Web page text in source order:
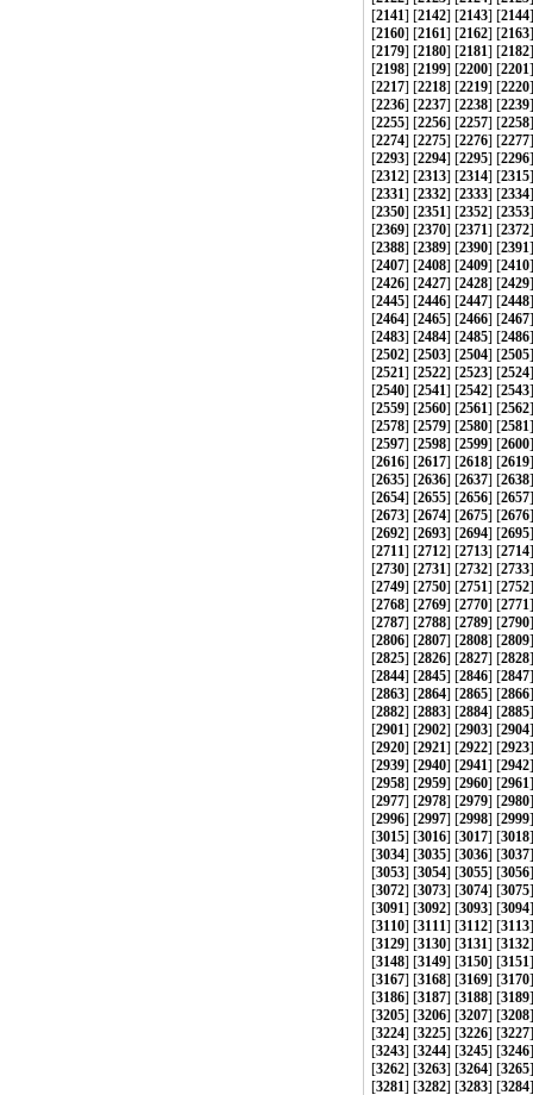
[2141] [2142] [2143] [2144
[2160] [2161] [2162] [2163
[2179] [2180] [2181] [2182
[2198] [2199] [2200] [2201
[2217] [2218] [2219] [2220
[2236] [2237] [2238] [2239
[2255] [2256] [2257] [2258
[2274] [2275] [2276] [2277
[2293] [2294] [2295] [2296
[2312] [2313] [2314] [2315
[2331] [2332] [2333] [2334
[2350] [2351] [2352] [2353
[2369] [2370] [2371] [2372
[2388] [2389] [2390] [2391
[2407] [2408] [2409] [2410
[2426] [2427] [2428] [2429
[2445] [2446] [2447] [2448
[2464] [2465] [2466] [2467
[2483] [2484] [2485] [2486
[2502] [2503] [2504] [2505
[2521] [2522] [2523] [2524
[2540] [2541] [2542] [2543
[2559] [2560] [2561] [2562
[2578] [2579] [2580] [2581
[2597] [2598] [2599] [2600
[2616] [2617] [2618] [2619
[2635] [2636] [2637] [2638
[2654] [2655] [2656] [2657
[2673] [2674] [2675] [2676
[2692] [2693] [2694] [2695
[2711] [2712] [2713] [2714
[2730] [2731] [2732] [2733
[2749] [2750] [2751] [2752
[2768] [2769] [2770] [2771
[2787] [2788] [2789] [2790
[2806] [2807] [2808] [2809
[2825] [2826] [2827] [2828
[2844] [2845] [2846] [2847
[2863] [2864] [2865] [2866
[2882] [2883] [2884] [2885
[2901] [2902] [2903] [2904
[2920] [2921] [2922] [2923
[2939] [2940] [2941] [2942
[2958] [2959] [2960] [2961
[2977] [2978] [2979] [2980
[2996] [2997] [2998] [2999
[3015] [3016] [3017] [3018
[3034] [3035] [3036] [3037
[3053] [3054] [3055] [3056
[3072] [3073] [3074] [3075
[3091] [3092] [3093] [3094
[3110] [3111] [3112] [3113
[3129] [3130] [3131] [3132
[3148] [3149] [3150] [3151
[3167] [3168] [3169] [3170
[3186] [3187] [3188] [3189
[3205] [3206] [3207] [3208
[3224] [3225] [3226] [3227
[3243] [3244] [3245] [3246
[3262] [3263] [3264] [3265
[3281] [3282] [3283] [3284